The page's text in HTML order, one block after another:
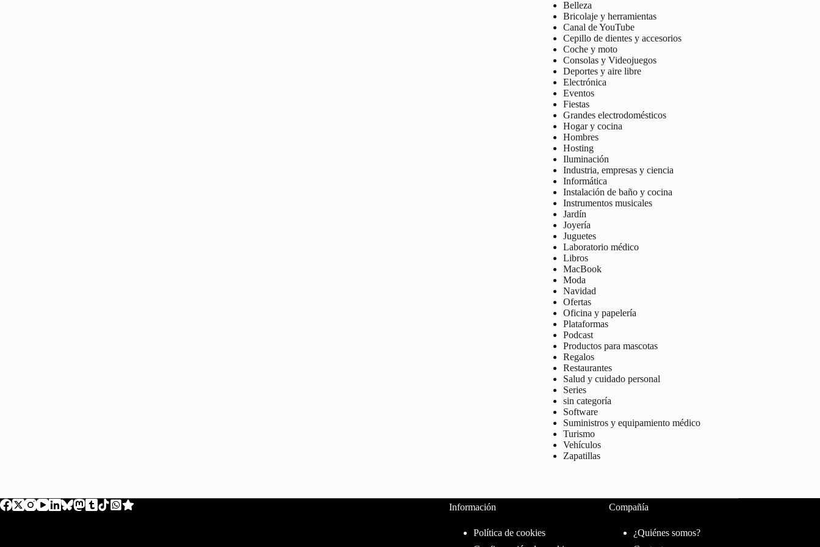
Belleza
Bricolaje y herramientas
Canal de YouTube
Cepillo de dientes y accesorios
Coche y moto
Consolas y Videojuegos
Deportes y aire libre
Electrónica
Eventos
Fiestas
Grandes electrodomésticos
Hogar y cocina
Hombres
Hosting
Iluminación
Industria, empresas y ciencia
Informática
Instalación de baño y cocina
Instrumentos musicales
Jardín
Joyería
Juguetes
Laboratorio médico
Libros
MacBook
Moda
Navidad
Ofertas
Oficina y papelería
Plataformas
Podcast
Productos para mascotas
Regalos
Restaurantes
Salud y cuidado personal
Series
sin categoría
Software
Suministros y equipamiento médico
Turismo
Vehículos
Zapatillas
Información
Política de cookies
Compañía
¿Quiénes somos?